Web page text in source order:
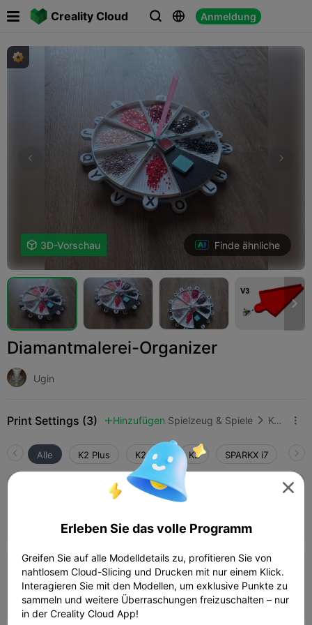
Creality Cloud   Anmeldung
 
 3D-Vorschau Finde ähnliche

Diamantmalerei-Organizer
Ugin
Print Settings (3)  Hinzufügen Spielzeug & Spiele  Konstruktionsspielzeug 
Alle K2 Plus K2 Pro K2 SPARKX i7
0,2 mm Schichthöhe, 2 Wände, 15%
4.5
0,2 mm Schichthöhe, 2 Wände, 15%
Füllung
 07h 56m  7 plates 279.05g

Erleben Sie das volle Programm
Greifen Sie auf alle Modelldetails zu, profitieren Sie von
nahtlosem Cloud-Slicing und Drucken mit nur einem Klick.
Interagieren Sie mit den Modellen, um exklusive Punkte zu
sammeln und weitere Überraschungen freizuschalten – nur
in der Creality Cloud App!